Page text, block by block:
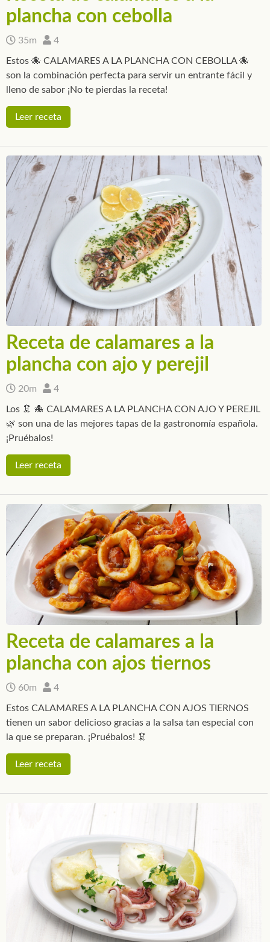
plancha con cebolla
35m 4
Estos 🐙 CALAMARES A LA PLANCHA CON CEBOLLA 🐙
son la combinación perfecta para servir un entrante fácil y
lleno de sabor ¡No te pierdas la receta!
Leer receta
Receta de calamares a la
plancha con ajo y perejil
20m 4
Los 🦑 🐙 CALAMARES A LA PLANCHA CON AJO Y PEREJIL
🌿 son una de las mejores tapas de la gastronomía española.
¡Pruébalos!
Leer receta
Receta de calamares a la
plancha con ajos tiernos
60m 4
Estos CALAMARES A LA PLANCHA CON AJOS TIERNOS
tienen un sabor delicioso gracias a la salsa tan especial con
la que se preparan. ¡Pruébalos! 🦑
Leer receta